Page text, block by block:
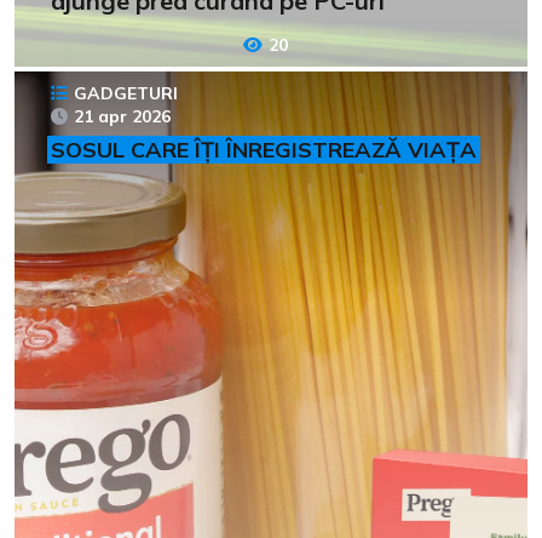
20
GADGETURI
21 apr 2026
SOSUL CARE ÎȚI ÎNREGISTREAZĂ VIAȚA